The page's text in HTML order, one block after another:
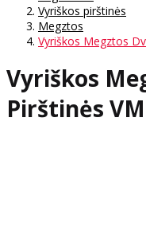
Vyriškos pirštinės
Megztos
Vyriškos Megztos
Vyriškos
Pirštinės